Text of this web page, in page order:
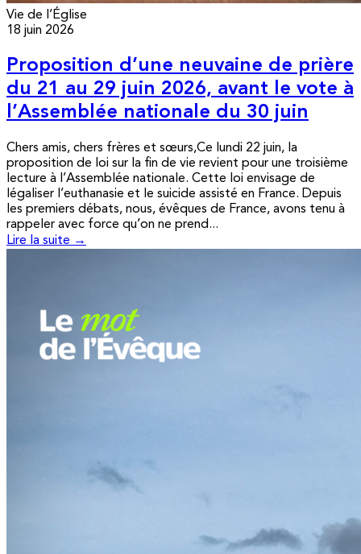
Vie de l’Église
18 juin 2026
Proposition d’une neuvaine de prière
du 21 au 29 juin 2026, avant le vote à
l’Assemblée nationale du 30 juin
Chers amis, chers frères et sœurs,Ce lundi 22 juin, la
proposition de loi sur la fin de vie revient pour une troisième
lecture à l’Assemblée nationale. Cette loi envisage de
légaliser l’euthanasie et le suicide assisté en France. Depuis
les premiers débats, nous, évêques de France, avons tenu à
rappeler avec force qu’on ne prend...
Lire la suite →